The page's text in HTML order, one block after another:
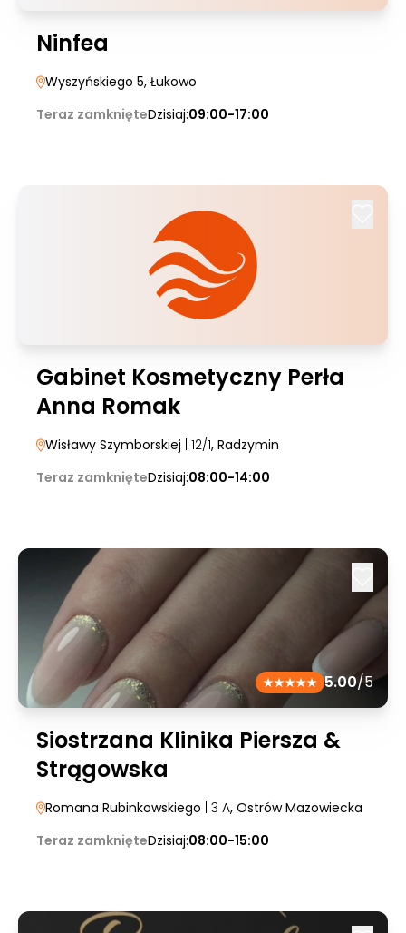
Ninfea
Wyszyńskiego 5, Łukowo
Teraz zamknięteDzisiaj:09:00-17:00
Gabinet Kosmetyczny Perła
Anna Romak
Wisławy Szymborskiej | 12/1, Radzymin
Teraz zamknięteDzisiaj:08:00-14:00
5.00/5
Siostrzana Klinika Piersza &
Strągowska
Romana Rubinkowskiego | 3 A, Ostrów Mazowiecka
Teraz zamknięteDzisiaj:08:00-15:00